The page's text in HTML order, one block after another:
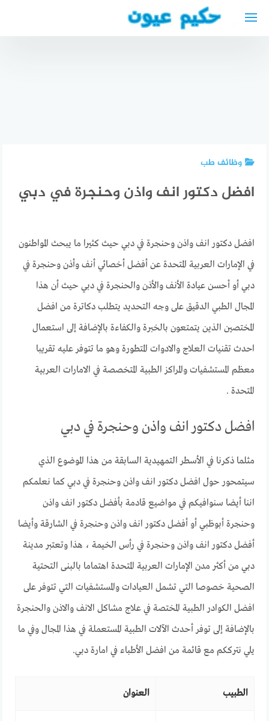
وظائف طب
افضل دكتور انف واذن وحنجرة في دبي
افضل دكتور انف واذن وحنجرة في دبي حيث كثيرا ما يبحث المواطنون
في الإمارات العربية المتحدة عن أفضل أخصائي أنف وأذن وحنجرة في
دبي أو أحسن عيادة الأنف والأذن والحنجرة في دبي حيث أن هذا
المجال الطبي الدقيق على وجه التحديد يتطلب دكاترة من افضل
المختصين الذين يتمتعون بالخبرة والكفاءة بالإضافة إلى استعمال
احدث تقنيات العلاج والادوات المتطورة وهو ما تتوفر عليه تقريبا
معظم المستشفيات والمراكز الطبية المتخصصة في الامارات العربية
المتحدة .
افضل دكتور انف واذن وحنجرة في دبي
مثلما ذكرنا في الأسطر التمهيدية السابقة من هذا الموضوع الذي
سيتمحور حول افضل دكتور انف واذن وحنجرة في دبي كما نعلمكم
اننا أيضا سنوافيكم في مواضيع قادمة بأفضل دكتور انف واذن
وحنجرة أبوظبي أو أفضل دكتور انف واذن وحنجرة في الشارقة وأيضا
أفضل دكتور انف واذن وحنجرة في رأس الخيمة ، هذا وتعتبر مدينة
دبي من أكثر مدن الإمارات العربية المتحدة اهتماما بالبنى التحتية
الصحية خصوصا التي تشمل العيادات والمستشفيات التي تتوفر على
افضل الكوادر الطبية المختصة في علاج مشاكل الانف والاذن والحنجرة
بالإضافة إلى توفر أحدث الآلات الطبية المستعملة في هذا المجال وفي ما
يلي نترككم مع قائمة من افضل الأطباء في امارة دبي.
الطبيب العنوان